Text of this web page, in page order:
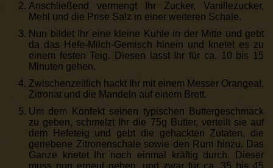
Anschließend vermengt Ihr Zucker, Vanillezucker,
Mehl und die Prise Salz in einer weiteren Schale.
Nun bildet Ihr eine kleine Kuhle in der Mitte und gebt
da das Hefe-Milch-Gemisch hinein und knetet es zu
einem festen Teig. Diesen lasst Ihr für ca. 10 bis 15
Minuten gehen.
Zwischenzeitlich hackt Ihr mit einem Messer Orangeat,
Zitronat und die Mandeln auf einem Brett.
Um dem Konfekt seinen typischen Buttergeschmack
zu geben, schmelzt Ihr die 75g Butter, verteilt sie auf
dem Hefeteig und gebt die gehackten Zutaten, die
geriebene Zitronenschale sowie den Rum hinzu. Das
Ganze knetet Ihr noch einmal kräftig durch. Dieser